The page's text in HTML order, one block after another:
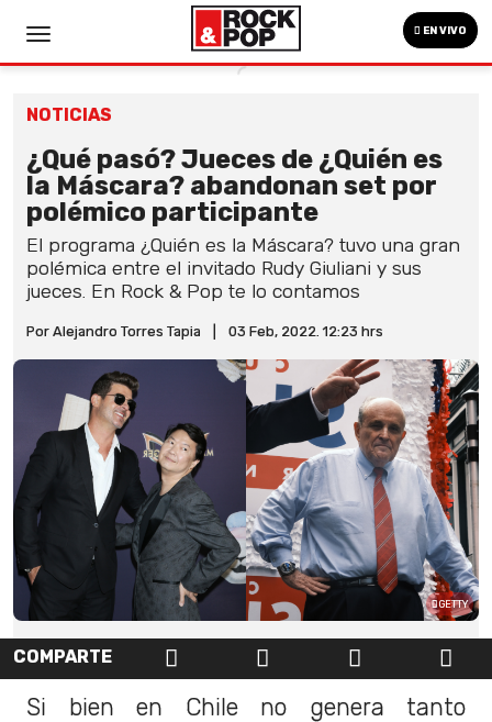
EN VIVO
NOTICIAS
¿Qué pasó? Jueces de ¿Quién es
la Máscara? abandonan set por
polémico participante
El programa ¿Quién es la Máscara? tuvo una gran
polémica entre el invitado Rudy Giuliani y sus
jueces. En Rock & Pop te lo contamos
Por Alejandro Torres Tapia 03 Feb, 2022. 12:23 hrs
GETTY
COMPARTE
Si bien en Chile no genera tanto